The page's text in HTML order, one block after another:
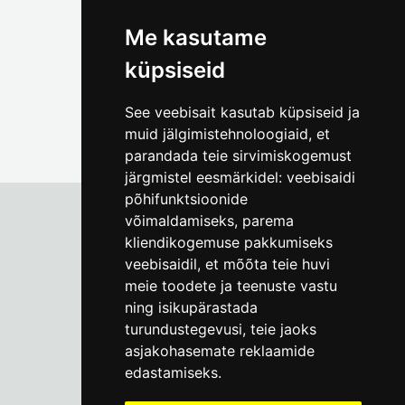
Me kasutame
küpsiseid
See veebisait kasutab küpsiseid ja
muid jälgimistehnoloogiaid, et
parandada teie sirvimiskogemust
järgmistel eesmärkidel: veebisaidi
põhifunktsioonide
võimaldamiseks, parema
kliendikogemuse pakkumiseks
veebisaidil, et mõõta teie huvi
meie toodete ja teenuste vastu
ning isikupärastada
turundustegevusi, teie jaoks
asjakohasemate reklaamide
edastamiseks.
Tallinna Linnamuuseum
Vene 17
E-R kell 9-17(+372) 610 4178
info@linnamuuseum.ee
Küpsisepoliitika